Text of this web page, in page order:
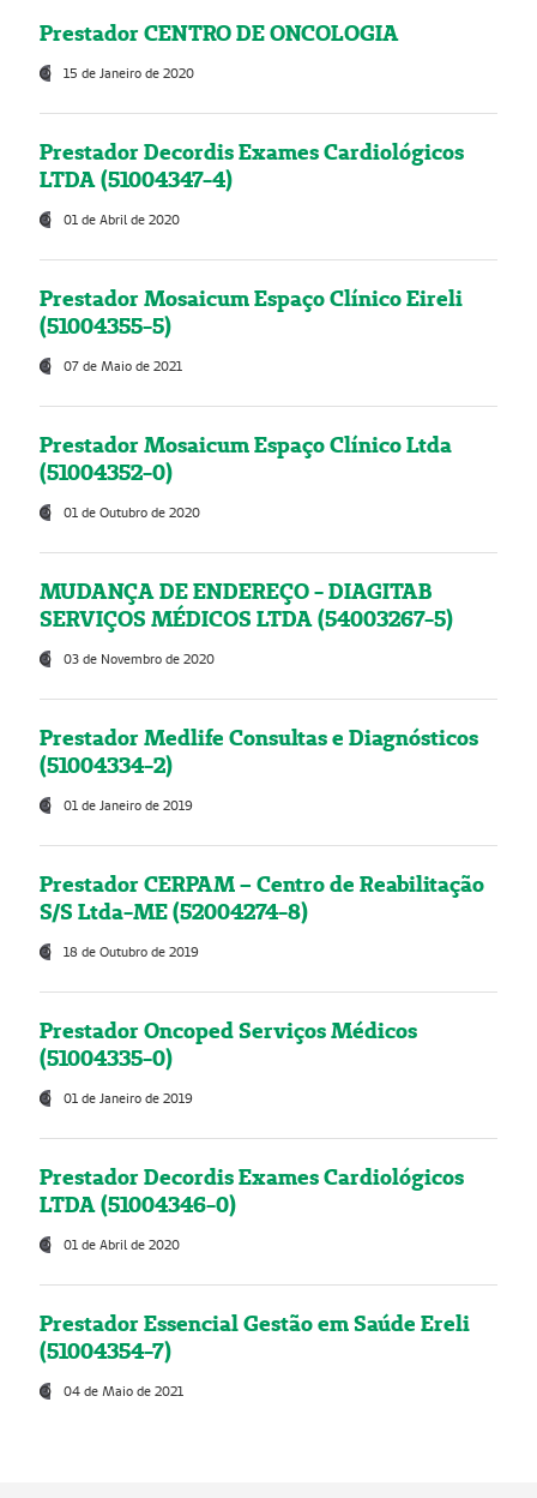
Prestador CENTRO DE ONCOLOGIA
15 de Janeiro de 2020
Prestador Decordis Exames Cardiológicos
LTDA (51004347-4)
01 de Abril de 2020
Prestador Mosaicum Espaço Clínico Eireli
(51004355-5)
07 de Maio de 2021
Prestador Mosaicum Espaço Clínico Ltda
(51004352-0)
01 de Outubro de 2020
MUDANÇA DE ENDEREÇO - DIAGITAB
SERVIÇOS MÉDICOS LTDA (54003267-5)
03 de Novembro de 2020
Prestador Medlife Consultas e Diagnósticos
(51004334-2)
01 de Janeiro de 2019
Prestador CERPAM – Centro de Reabilitação
S/S Ltda-ME (52004274-8)
18 de Outubro de 2019
Prestador Oncoped Serviços Médicos
(51004335-0)
01 de Janeiro de 2019
Prestador Decordis Exames Cardiológicos
LTDA (51004346-0)
01 de Abril de 2020
Prestador Essencial Gestão em Saúde Ereli
(51004354-7)
04 de Maio de 2021